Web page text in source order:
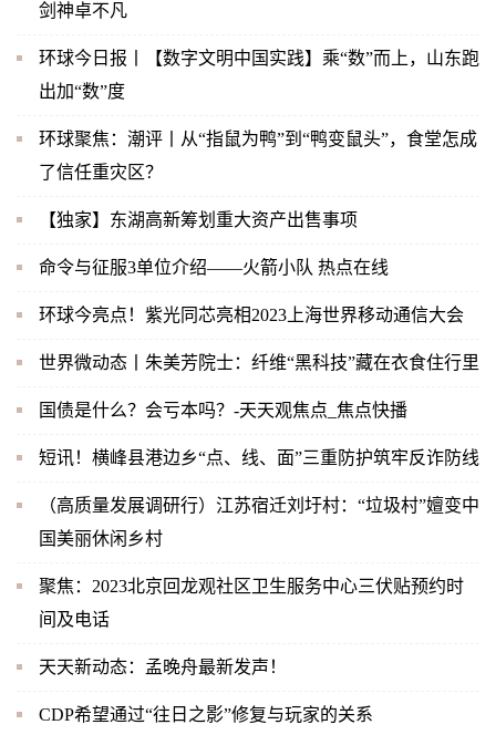
剑神卓不凡
环球今日报丨【数字文明中国实践】乘“数”而上，山东跑
出加“数”度
环球聚焦：潮评丨从“指鼠为鸭”到“鸭变鼠头”，食堂怎成
了信任重灾区？
【独家】东湖高新筹划重大资产出售事项
命令与征服3单位介绍——火箭小队 热点在线
环球今亮点！紫光同芯亮相2023上海世界移动通信大会
世界微动态丨朱美芳院士：纤维“黑科技”藏在衣食住行里
国债是什么？会亏本吗？-天天观焦点_焦点快播
短讯！横峰县港边乡“点、线、面”三重防护筑牢反诈防线
（高质量发展调研行）江苏宿迁刘圩村：“垃圾村”嬗变中
国美丽休闲乡村
聚焦：2023北京回龙观社区卫生服务中心三伏贴预约时
间及电话
天天新动态：孟晚舟最新发声！
CDP希望通过“往日之影”修复与玩家的关系